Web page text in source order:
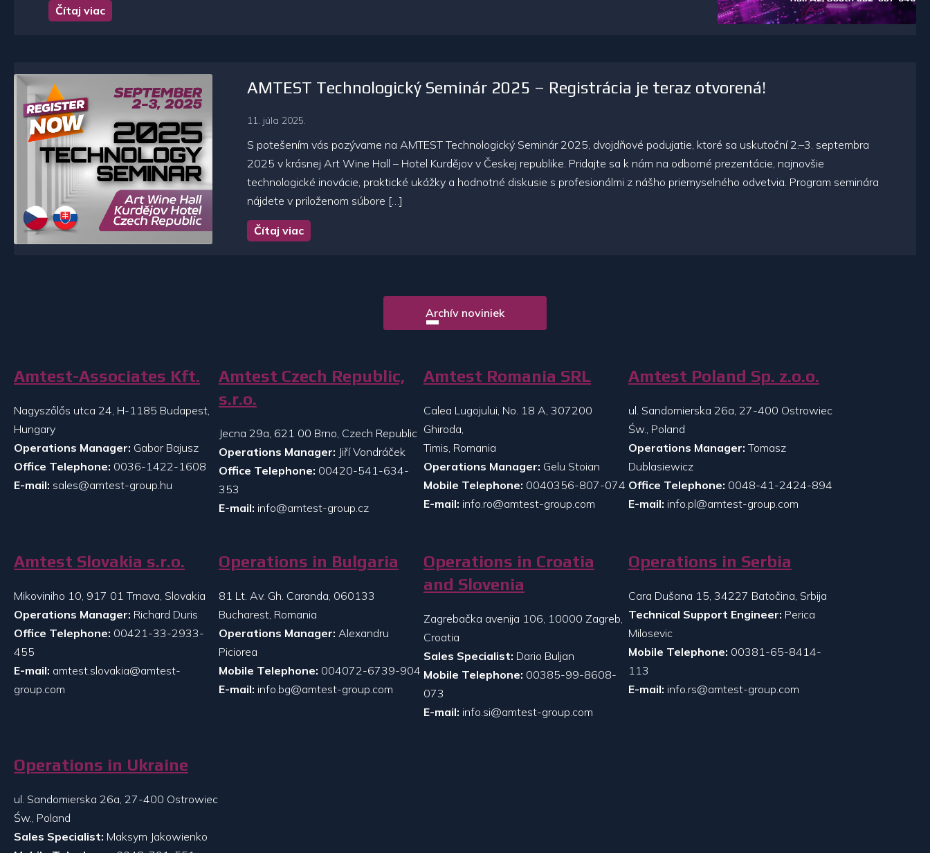
Čítaj viac
AMTEST Technologický Seminár 2025 – Registrácia je teraz otvorená!
11. júla 2025.
S potešením vás pozývame na AMTEST Technologický Seminár 2025, dvojdňové podujatie, ktoré sa uskutoční 2.–3. septembra
2025 v krásnej Art Wine Hall – Hotel Kurdějov v Českej republike. Pridajte sa k nám na odborné prezentácie, najnovšie
technologické inovácie, praktické ukážky a hodnotné diskusie s profesionálmi z nášho priemyselného odvetvia. Program seminára
nájdete v priloženom súbore […]
Čítaj viac
Archív noviniek
Amtest-Associates Kft.
Nagyszőlős utca 24, H-1185 Budapest,
Hungary
Operations Manager: Gabor Bajusz
Office Telephone: 0036-1422-1608
E-mail: sales@amtest-group.hu
Amtest Czech Republic,
s.r.o.
Jecna 29a, 621 00 Brno, Czech Republic
Operations Manager: Jiří Vondráček
Office Telephone: 00420-541-634-
353
E-mail: info@amtest-group.cz
Amtest Romania SRL
Calea Lugojului, No. 18 A, 307200
Ghiroda,
Timis, Romania
Operations Manager: Gelu Stoian
Mobile Telephone: 0040356-807-074
E-mail: info.ro@amtest-group.com
Amtest Poland Sp. z.o.o.
ul. Sandomierska 26a, 27-400 Ostrowiec
Św., Poland
Operations Manager: Tomasz
Dublasiewicz
Office Telephone: 0048-41-2424-894
E-mail: info.pl@amtest-group.com
Amtest Slovakia s.r.o.
Mikoviniho 10, 917 01 Trnava, Slovakia
Operations Manager: Richard Duris
Office Telephone: 00421-33-2933-
455
E-mail: amtest.slovakia@amtest-
group.com
Operations in Bulgaria
81 Lt. Av. Gh. Caranda, 060133
Bucharest, Romania
Operations Manager: Alexandru
Piciorea
Mobile Telephone: 004072-6739-904
E-mail: info.bg@amtest-group.com
Operations in Croatia
and Slovenia
Zagrebačka avenija 106, 10000 Zagreb,
Croatia
Sales Specialist: Dario Buljan
Mobile Telephone: 00385-99-8608-
073
E-mail: info.si@amtest-group.com
Operations in Serbia
Cara Dušana 15, 34227 Batočina, Srbija
Technical Support Engineer: Perica
Milosevic
Mobile Telephone: 00381-65-8414-
113
E-mail: info.rs@amtest-group.com
Operations in Ukraine
ul. Sandomierska 26a, 27-400 Ostrowiec
Św., Poland
Sales Specialist: Maksym Jakowienko